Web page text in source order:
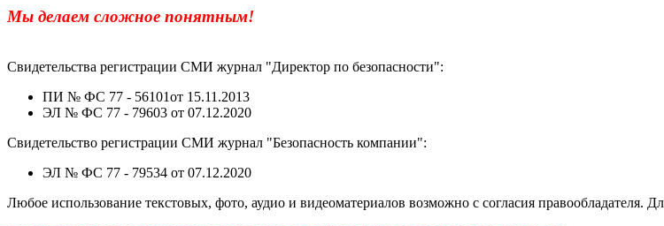
Мы делаем сложное понятным!
Свидетельства регистрации СМИ журнал "Директор по безопасности":
ПИ № ФС 77 - 56101от 15.11.2013
ЭЛ № ФС 77 - 79603 от 07.12.2020
Свидетельство регистрации СМИ журнал "Безопасность компании":
ЭЛ № ФС 77 - 79534 от 07.12.2020
Любое использование текстовых, фото, аудио и видеоматериалов возможно с согласия правообладателя.